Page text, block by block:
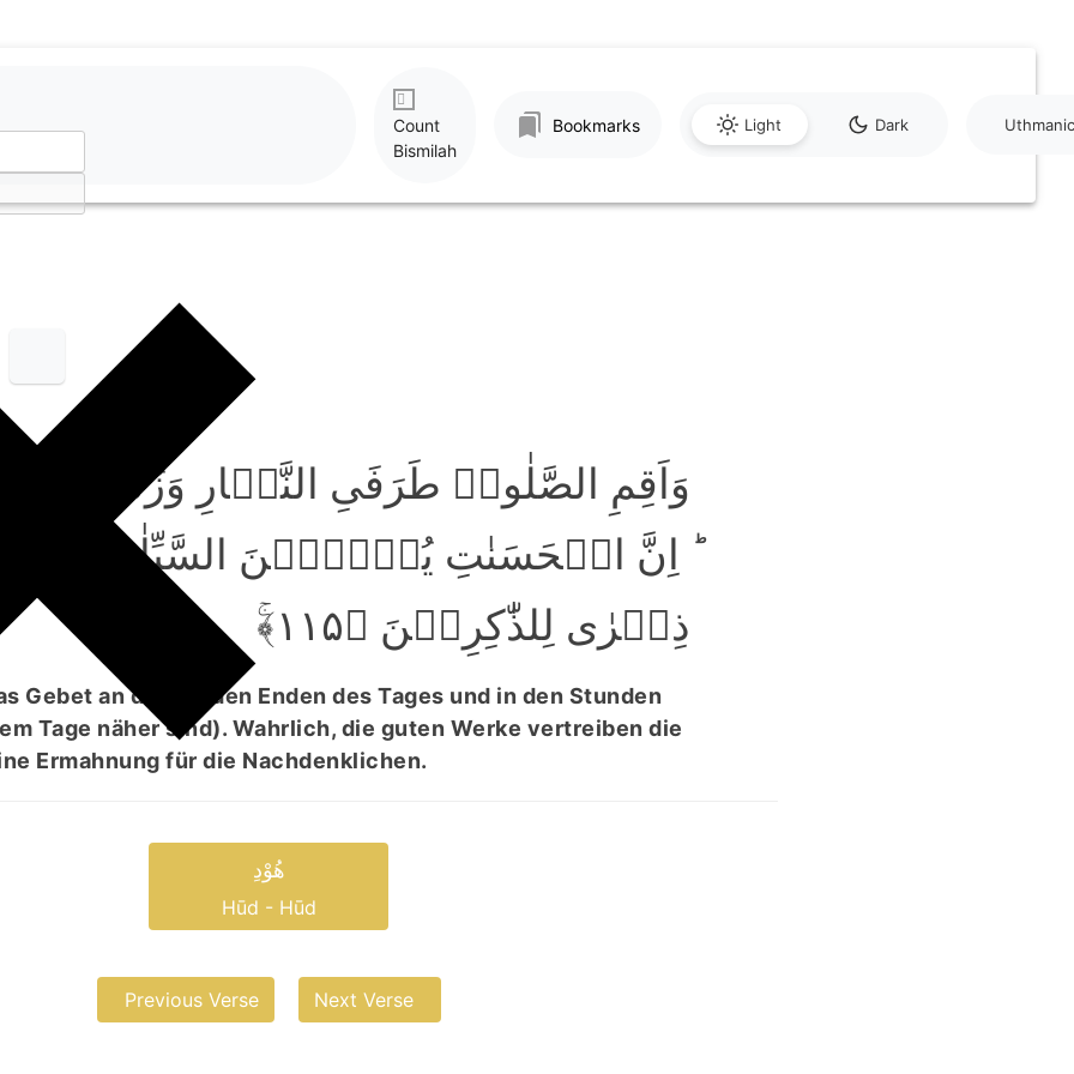
Count
Bismilah
Bookmarks Light Dark Uthmanic
وَاَقِمِ الصَّلٰوۃَ طَرَفَیِ النَّہَارِ وَزُلَفًا مِّنَ
ؕ اِنَّ الۡحَسَنٰتِ یُذۡہِبۡنَ السَّیِّاٰتِ ؕ ذٰلِکَ
ذِکۡرٰی لِلذّٰکِرِیۡنَ ﴿۱۱۵﴾ۚ
Gebet an den beiden Enden des Tages und in den Stunden
Tage näher sind). Wahrlich, die guten Werke vertreiben die
Ermahnung für die Nachdenklichen.
ھُوْدِ
Hūd - Hūd
Previous Verse Next Verse